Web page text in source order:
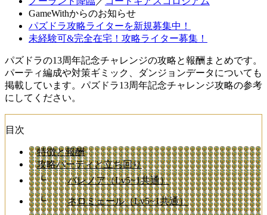
GameWithからのお知らせ
パズドラ攻略ライターを新規募集中！
未経験可&完全在宅！攻略ライター募集！
パズドラの13周年記念チャレンジの攻略と報酬まとめです。
パーティ編成や対策ギミック、ダンジョンデータについても
掲載しています。パズドラ13周年記念チャレンジ攻略の参考
にしてください。
目次
特徴と報酬
攻略パーティと立ち回り
┗
バレノア（Lv5~1共通）
┗ ネロミェール（Lv5~1共通）